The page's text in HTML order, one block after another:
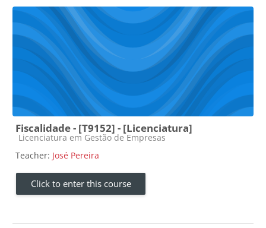
Fiscalidade - [T9152] - [Licenciatura]
Course category
Licenciatura em Gestão de Empresas
Teacher: José Pereira
Click to enter this course